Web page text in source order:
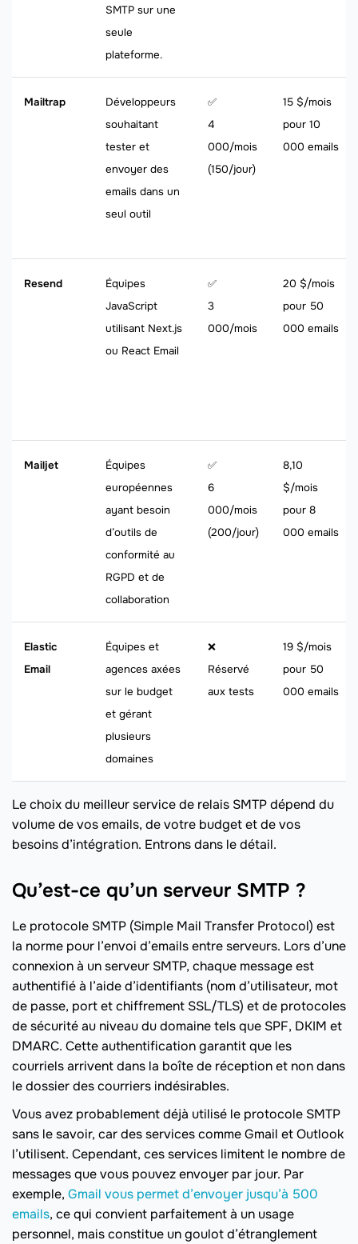
SMTP sur une
seule
plateforme.
Mailtrap
Développeurs
souhaitant
tester et
envoyer des
emails dans un
seul outil
✅
4
000/mois
(150/jour)
15 $/mois
pour 10
000 emails
Resend
Équipes
JavaScript
utilisant Next.js
ou React Email
✅
3
000/mois
20 $/mois
pour 50
000 emails
Mailjet
Équipes
européennes
ayant besoin
d’outils de
conformité au
RGPD et de
collaboration
✅
6
000/mois
(200/jour)
8,10
$/mois
pour 8
000 emails
Elastic
Email
Équipes et
agences axées
sur le budget
et gérant
plusieurs
domaines
❌
Réservé
aux tests
19 $/mois
pour 50
000 emails
Le choix du meilleur service de relais SMTP dépend du
volume de vos emails, de votre budget et de vos
besoins d’intégration. Entrons dans le détail.
Qu’est-ce qu’un serveur SMTP ?
Le protocole SMTP (Simple Mail Transfer Protocol) est
la norme pour l’envoi d’emails entre serveurs. Lors d’une
connexion à un serveur SMTP, chaque message est
authentifié à l’aide d’identifiants (nom d’utilisateur, mot
de passe, port et chiffrement SSL/TLS) et de protocoles
de sécurité au niveau du domaine tels que SPF, DKIM et
DMARC. Cette authentification garantit que les
courriels arrivent dans la boîte de réception et non dans
le dossier des courriers indésirables.
Vous avez probablement déjà utilisé le protocole SMTP
sans le savoir, car des services comme Gmail et Outlook
l’utilisent. Cependant, ces services limitent le nombre de
messages que vous pouvez envoyer par jour. Par
exemple, Gmail vous permet d’envoyer jusqu’à 500
emails, ce qui convient parfaitement à un usage
personnel, mais constitue un goulot d’étranglement